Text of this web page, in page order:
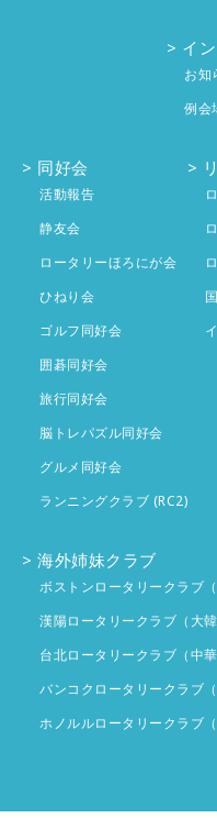
3月 投稿なし
2月 投稿なし
イ
お知
例会
同好会
活動報告
静友会
ロータリーほろにが会
ひねり会
ゴルフ同好会
囲碁同好会
旅行同好会
脳トレパズル同好会
グルメ同好会
ランニングクラブ (RC2)
海外姉妹クラブ
ボストンロータリークラブ
漢陽ロータリークラブ（大
台北ロータリークラブ（中
バンコクロータリークラブ
ホノルルロータリークラブ